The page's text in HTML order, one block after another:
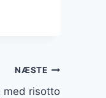
NÆSTE
med risotto